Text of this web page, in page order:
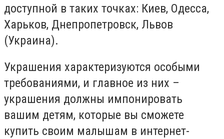
доступной в таких точках: Киев, Одесса,
Харьков, Днепропетровск, Львов
(Украина).
Украшения характеризуются особыми
требованиями, и главное из них –
украшения должны импонировать
вашим детям, которые вы сможете
купить своим малышам в интернет-